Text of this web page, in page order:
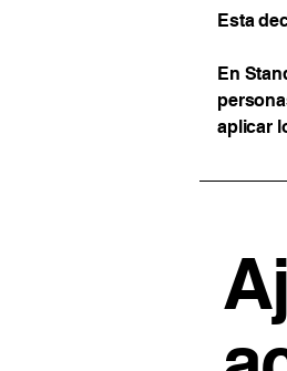
Esta
En
aplicar